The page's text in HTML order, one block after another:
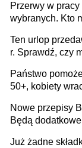
dofinansowań
stronie systemu
pracodawców
Przerwy w
wybranych. Kto
Ten urlop
r. Sprawdź, czy
Państwo
50+, kobiety
osoby
na rzecz
Nowe przepisy
Będą
Już żadne